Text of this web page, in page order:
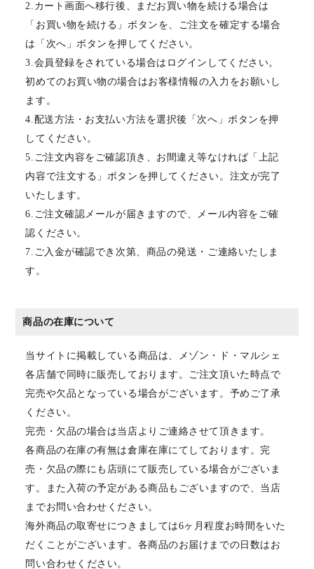
2.カート画面へ移行後、まだお買い物を続ける場合は
「お買い物を続ける」ボタンを、ご注文を確定する場合
は「次へ」ボタンを押してください。
3.会員登録をされている場合はログインしてください。
初めてのお買い物の場合はお客様情報の入力をお願いし
ます。
4.配送方法・お支払い方法を選択後「次へ」ボタンを押
してください。
5.ご注文内容をご確認頂き、お間違え等なければ「上記
内容で注文する」ボタンを押してください。注文が完了
いたします。
6.ご注文確認メールが届きますので、メール内容をご確
認ください。
7.ご入金が確認でき次第、商品の発送・ご連絡いたしま
す。
商品の在庫について
当サイトに掲載している商品は、メゾン・ド・マルシェ
各店舗で同時に販売しております。ご注文頂いた時点で
完売や欠品となっている場合がございます。予めご了承
ください。
完売・欠品の場合は当店よりご連絡させて頂きます。
各商品の在庫の有無は倉庫在庫にてしております。完
売・欠品の際にも店頭にて販売している場合がございま
す。また入荷の予定がある商品もございますので、当店
までお問い合わせください。
海外商品の取寄せにつきましては6ヶ月程度お時間をいた
だくことがございます。各商品のお届けまでの日数はお
問い合わせください。